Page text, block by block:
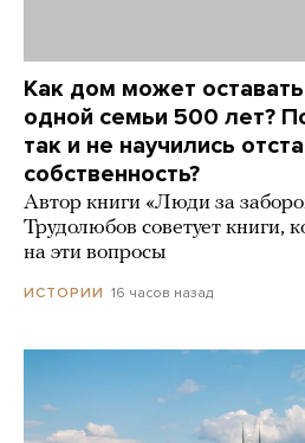
Как дом может
одной семьи 500 лет?
так и не научились
собственность?
Автор книги «Люди за
Трудолюбов советует книги,
на эти вопросы
ИСТОРИИ 16 часов назад